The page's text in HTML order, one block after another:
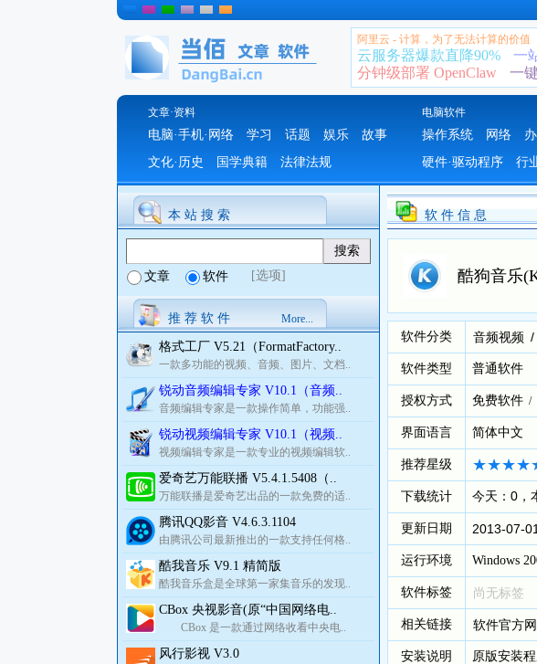
阿里云 - 计算，为了无法计算的价值
云服务器爆款直降90%
一
分钟级部署 OpenClaw
一
文章·资料 电脑软件
电脑·手机·网络 学习 话题 娱乐
故事
文化·历史
国学典籍 法律法规
操作系统 网络
硬件·驱动程序
行
本 站 搜 索
文章 软件 [选项]
推 荐 软 件 More...
格式工厂 V5.21（FormatFactory..
一款多功能的视频、音频、图片、文档..
锐动音频编辑专家 V10.1（音频..
音频编辑专家是一款操作简单，功能强..
锐动视频编辑专家 V10.1（视频..
视频编辑专家是一款专业的视频编辑软..
爱奇艺万能联播 V5.4.1.5408（..
万能联播是爱奇艺出品的一款免费的适..
腾讯QQ影音 V4.6.3.1104
由腾讯公司最新推出的一款支持任何格..
酷我音乐 V9.1 精简版
酷我音乐盒是全球第一家集音乐的发现..
CBox 央视影音(原“中国网络电..
CBox 是一款通过网络收看中央电..
风行影视 V3.0
软 件 信 息
酷狗音乐
软件分类 音频视频 /
软件类型 普通软件
授权方式 免费软件 /
界面语言 简体中文
推荐星级
下载统计 今天：0，
更新日期 2013-07-01
运行环境 Windows
软件标签 尚无标签
相关链接 软件官方
安装说明 原版安装